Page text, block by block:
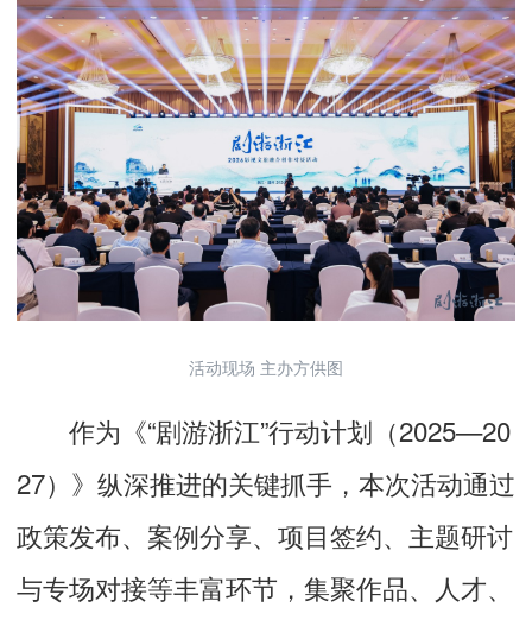
活动现场 主办方供图
作为《“剧游浙江”行动计划（2025—20
27）》纵深推进的关键抓手，本次活动通过
政策发布、案例分享、项目签约、主题研讨
与专场对接等丰富环节，集聚作品、人才、